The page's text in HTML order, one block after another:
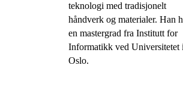
teknologi med tradisjonelt
håndverk og materialer. Han
en mastergrad fra Institutt for
Informatikk ved Universitetet i
Oslo.